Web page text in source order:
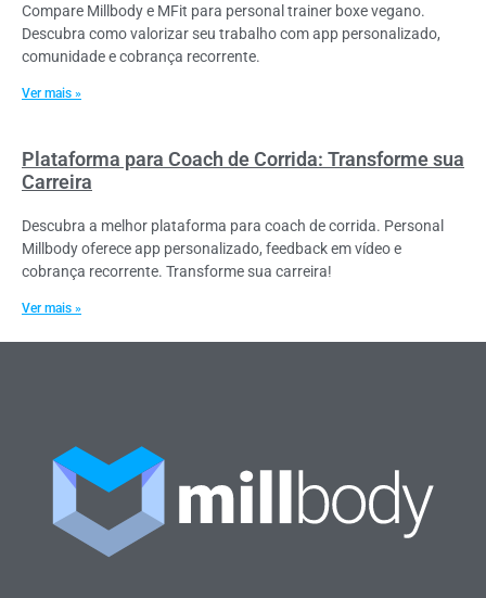
Compare Millbody e MFit para personal trainer boxe vegano.
Descubra como valorizar seu trabalho com app personalizado,
comunidade e cobrança recorrente.
Ver mais »
Plataforma para Coach de Corrida: Transforme sua
Carreira
Descubra a melhor plataforma para coach de corrida. Personal
Millbody oferece app personalizado, feedback em vídeo e
cobrança recorrente. Transforme sua carreira!
Ver mais »